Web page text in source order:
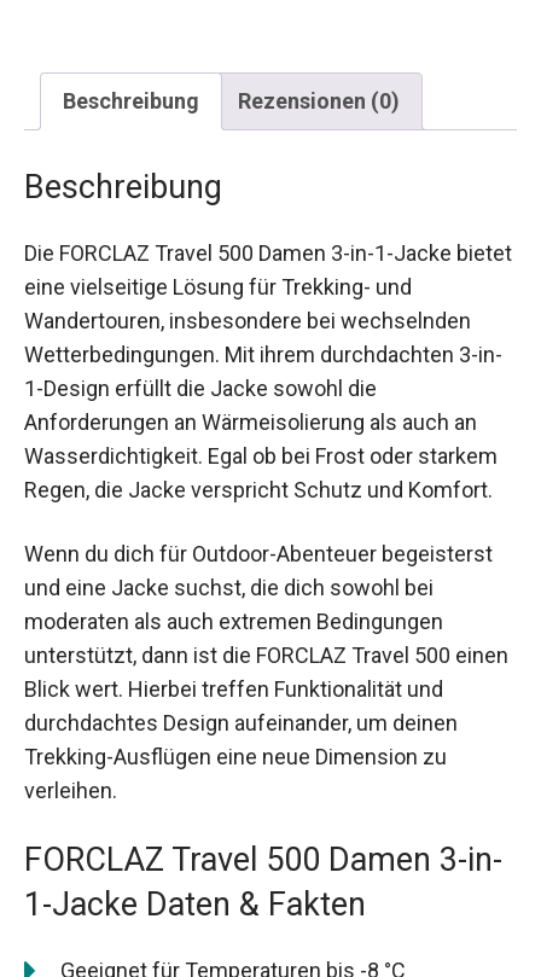
Beschreibung Rezensionen (0)
Beschreibung
Die FORCLAZ Travel 500 Damen 3-in-1-Jacke bietet
eine vielseitige Lösung für Trekking- und
Wandertouren, insbesondere bei wechselnden
Wetterbedingungen. Mit ihrem durchdachten 3-in-
1-Design erfüllt die Jacke sowohl die
Anforderungen an Wärmeisolierung als auch an
Wasserdichtigkeit. Egal ob bei Frost oder starkem
Regen, die Jacke verspricht Schutz und Komfort.
Wenn du dich für Outdoor-Abenteuer begeisterst
und eine Jacke suchst, die dich sowohl bei
moderaten als auch extremen Bedingungen
unterstützt, dann ist die FORCLAZ Travel 500 einen
Blick wert. Hierbei treffen Funktionalität und
durchdachtes Design aufeinander, um deinen
Trekking-Ausflügen eine neue Dimension zu
verleihen.
FORCLAZ Travel 500 Damen 3-in-
1-Jacke Daten & Fakten
Geeignet für Temperaturen bis -8 °C